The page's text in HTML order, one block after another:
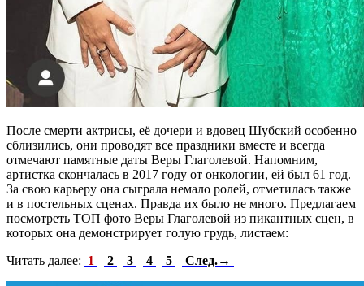
После смерти актрисы, её дочери и вдовец Шубский особенно
сблизились, они проводят все праздники вместе и всегда
отмечают памятные даты Веры Глаголевой. Напомним,
артистка скончалась в 2017 году от онкологии, ей был 61 год.
За свою карьеру она сыграла немало ролей, отметилась также
и в постельных сценах. Правда их было не много. Предлагаем
посмотреть ТОП фото Веры Глаголевой из пикантных сцен, в
которых она демонстрирует голую грудь, листаем:
Читать далее: 1 2 3 4 5 След.→